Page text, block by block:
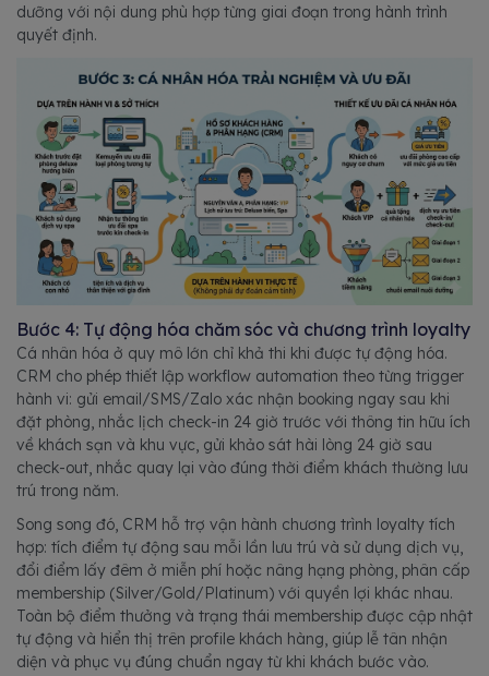
dưỡng với nội dung phù hợp từng giai đoạn trong hành trình
quyết định.
Bước 4: Tự động hóa chăm sóc và chương trình loyalty
Cá nhân hóa ở quy mô lớn chỉ khả thi khi được tự động hóa.
CRM cho phép thiết lập workflow automation theo từng trigger
hành vi: gửi email/SMS/Zalo xác nhận booking ngay sau khi
đặt phòng, nhắc lịch check-in 24 giờ trước với thông tin hữu ích
về khách sạn và khu vực, gửi khảo sát hài lòng 24 giờ sau
check-out, nhắc quay lại vào đúng thời điểm khách thường lưu
trú trong năm.
Song song đó, CRM hỗ trợ vận hành chương trình loyalty tích
hợp: tích điểm tự động sau mỗi lần lưu trú và sử dụng dịch vụ,
đổi điểm lấy đêm ở miễn phí hoặc nâng hạng phòng, phân cấp
membership (Silver/Gold/Platinum) với quyền lợi khác nhau.
Toàn bộ điểm thưởng và trạng thái membership được cập nhật
tự động và hiển thị trên profile khách hàng, giúp lễ tân nhận
diện và phục vụ đúng chuẩn ngay từ khi khách bước vào.